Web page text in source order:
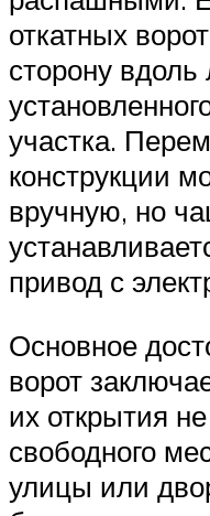
откатных
сторону вдоль
участка.
конструкции
вручную, но
привод с
Основное
ворот
их открытия
свободного
улицы или